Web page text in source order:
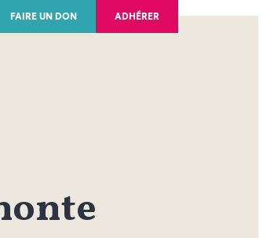
FAIRE UN DON ADHÉRER